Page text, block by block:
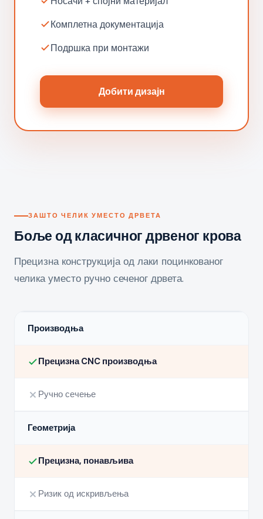
Комплетна документација
Подршка при монтажи
Добити дизајн
ЗАШТО ЧЕЛИК УМЕСТО ДРВЕТА
Боље од класичног дрвеног крова
Прецизна конструкција од лаки поцинкованог
челика уместо ручно сеченог дрвета.
Производња
Прецизна CNC производња
Ручно сечење
Геометрија
Прецизна, понављива
Ризик од искривљења